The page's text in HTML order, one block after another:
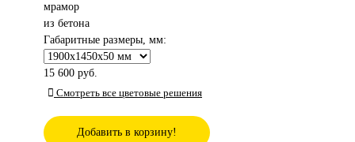
мрамор
из бетона
Габаритные размеры, мм:
15 600 руб.
Смотреть все цветовые решения
Добавить в корзину!